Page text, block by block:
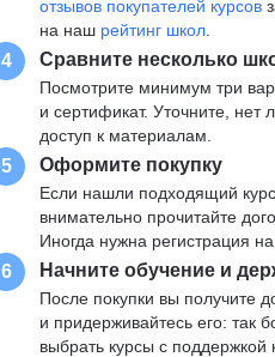
отзывов покупателей курсов
на наш рейтинг школ
4 Сравните несколько
Посмотрите минимум три
и сертификат. Уточните,
доступ к материалам.
5 Оформите покупку
Если нашли подходящий
внимательно прочитайте
Иногда нужна регистрация
6 Начните обучение и
После покупки вы получите
и придерживайтесь его: так
выбрать курсы с поддержкой